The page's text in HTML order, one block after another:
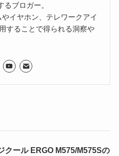
るブロガー。
イヤホン、テレワークアイ
することで得られる洞察や
クール ERGO M575/M575Sの